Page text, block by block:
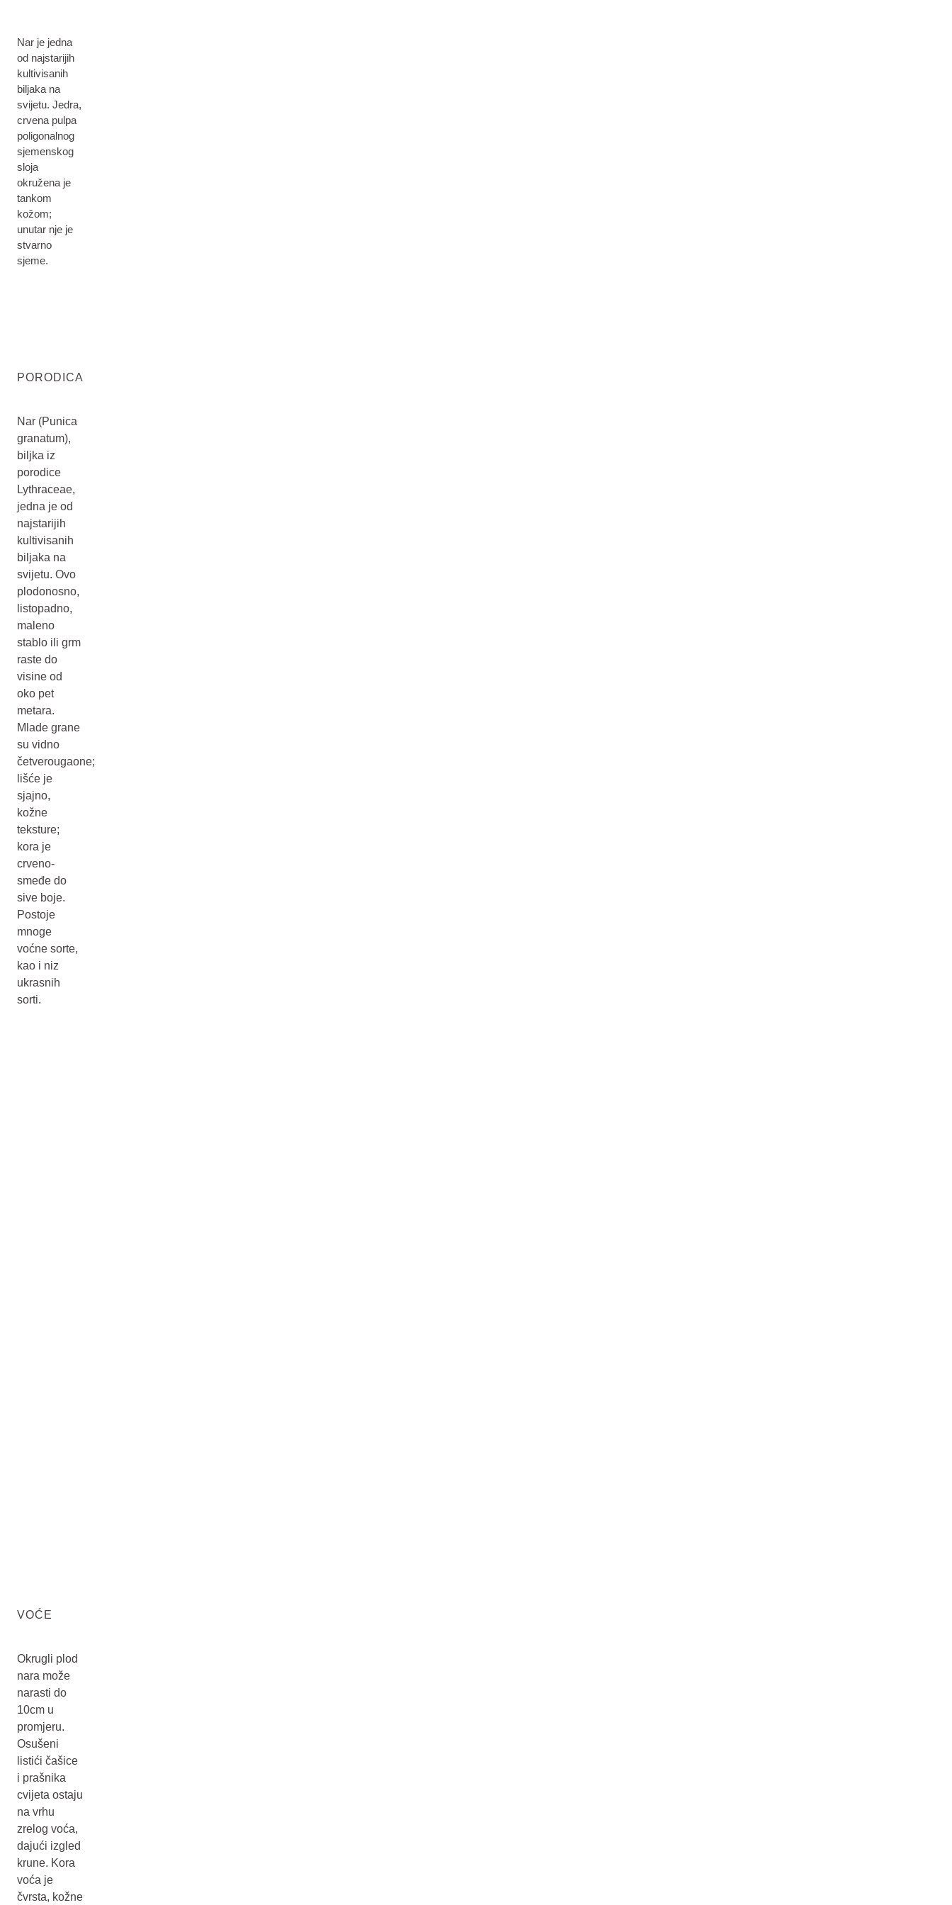
Nar je jedna
od najstarijih
kultivisanih
biljaka na
svijetu. Jedra,
crvena pulpa
poligonalnog
sjemenskog
sloja
okružena je
tankom
kožom;
unutar nje je
stvarno
sjeme.
PORODICA
Nar (Punica
granatum),
biljka iz
porodice
Lythraceae,
jedna je od
najstarijih
kultivisanih
biljaka na
svijetu. Ovo
plodonosno,
listopadno,
maleno
stablo ili grm
raste do
visine od
oko pet
metara.
Mlade grane
su vidno
četverougaone;
lišće je
sjajno,
kožne
teksture;
kora je
crveno-
smeđe do
sive boje.
Postoje
mnoge
voćne sorte,
kao i niz
ukrasnih
sorti.
VOĆE
Okrugli plod
nara može
narasti do
10cm u
promjeru.
Osušeni
listići čašice
i prašnika
cvijeta ostaju
na vrhu
zrelog voća,
dajući izgled
krune. Kora
voća je
čvrsta, kožne